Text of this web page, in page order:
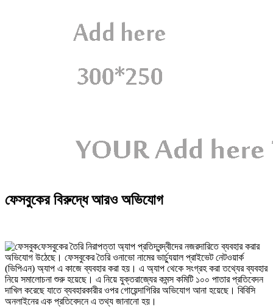
ফেসবুকের বিরুদ্ধে আরও অভিযোগ
ফেসবুকের তৈরি নিরাপত্তা অ্যাপ প্রতিদ্বন্দ্বীদের নজরদারিতে ব্যবহার করার
অভিযোগ উঠেছে। ফেসবুকের তৈরি ওনাভো নামের ভার্চ্যুয়াল প্রাইভেট নেটওয়ার্ক
(ভিপিএন) অ্যাপ এ কাজে ব্যবহার করা হয়। এ অ্যাপ থেকে সংগ্রহ করা তথ্যের ব্যবহার
নিয়ে সমালোচনা শুরু হয়েছে। এ নিয়ে যুক্তরাজ্যের কমন্স কমিটি ১০০ পাতার প্রতিবেদন
দাখিল করেছে যাতে ব্যবহারকারীর ওপর গোয়েন্দাগিরির অভিযোগ আনা হয়েছে। বিবিসি
অনলাইনের এক প্রতিবেদনে এ তথ্য জানানো হয়।